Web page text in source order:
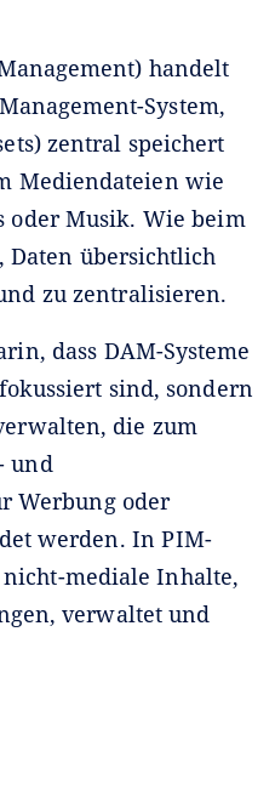
handelt
System,
zentral speichert
Mediendateien wie
oder Musik. Wie beim
Daten übersichtlich
zu zentralisieren.
dass DAM-Systeme
sind, sondern
die zum
und
Werbung oder
werden. In PIM-
mediale Inhalte,
verwaltet und